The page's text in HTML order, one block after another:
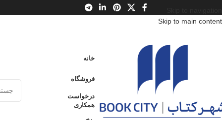
Skip to main content
خانه
فروشگاه
درخواست
همکاری